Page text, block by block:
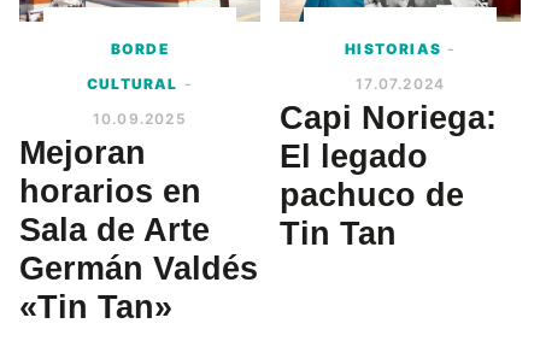
BORDE
CULTURAL -
10.09.2025
Mejoran
horarios en
Sala de Arte
Germán Valdés
«Tin Tan»
HISTORIAS -
17.07.2024
Capi Noriega:
El legado
pachuco de
Tin Tan